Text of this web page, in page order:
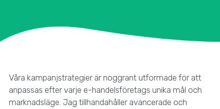
Våra kampanjstrategier är noggrant utformade för att
anpassas efter varje e-handelsföretags unika mål och
marknadsläge. Jag tillhandahåller avancerade och